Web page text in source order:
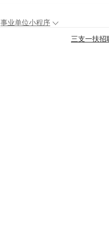
事业单位小程序
三支一扶招